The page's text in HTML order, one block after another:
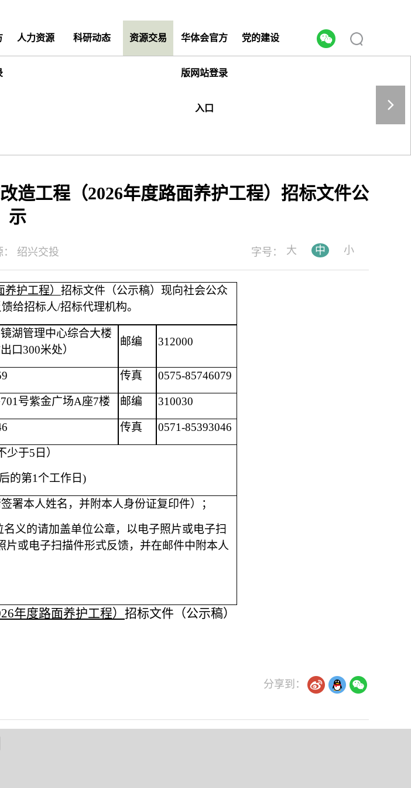
人力资源 科研动态 资源交易 华体会官方
版网站登录
入口
党的建设
造工程（2026年度路面养护工程）招标文件公
示
绍兴交投 字号： 大 中 小
护工程） 招标文件（公示稿）现向社会公众
给招标人/招标代理机构。
湖管理中心综合大楼
口300米处）
邮编 312000
传真 0575-85746079
701号紫金广场A座7楼 邮编 310030
传真 0571-85393046
少于5日）
的第1个工作日)
署本人姓名，并附本人身份证复印件）；
名义的请加盖单位公章，以电子照片或电子扫
或电子扫描件形式反馈，并在邮件中附本人
年度路面养护工程） 招标文件（公示稿）
分享到：